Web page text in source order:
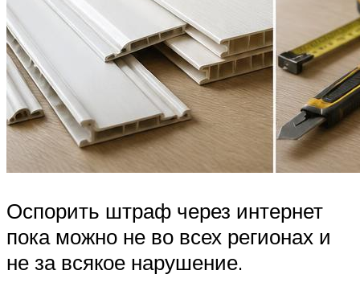
Оспорить штраф через интернет
пока можно не во всех регионах и
не за всякое нарушение.